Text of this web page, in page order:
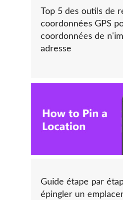
Top 5 des outils de
coordonnées GPS
coordonnées de
adresse
Guide étape par
épingler un